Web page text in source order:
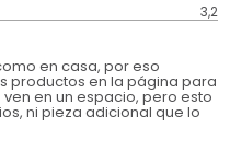
3,2
en casa, por eso
productos en la página para
en un espacio, pero esto
ni pieza adicional que lo